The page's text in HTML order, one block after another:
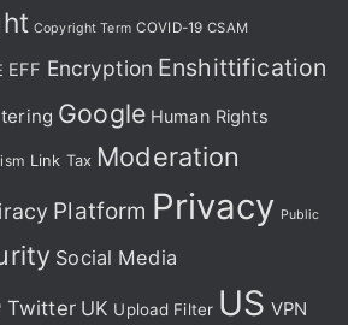
Copyright Term COVID-19 CSAM
EFF Encryption Enshittification
Google Human Rights
Link Tax Moderation
Platform Privacy Public
Social Media
Twitter UK Upload Filter US VPN